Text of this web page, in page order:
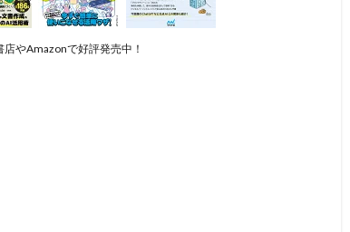
やAmazonで好評発売中！